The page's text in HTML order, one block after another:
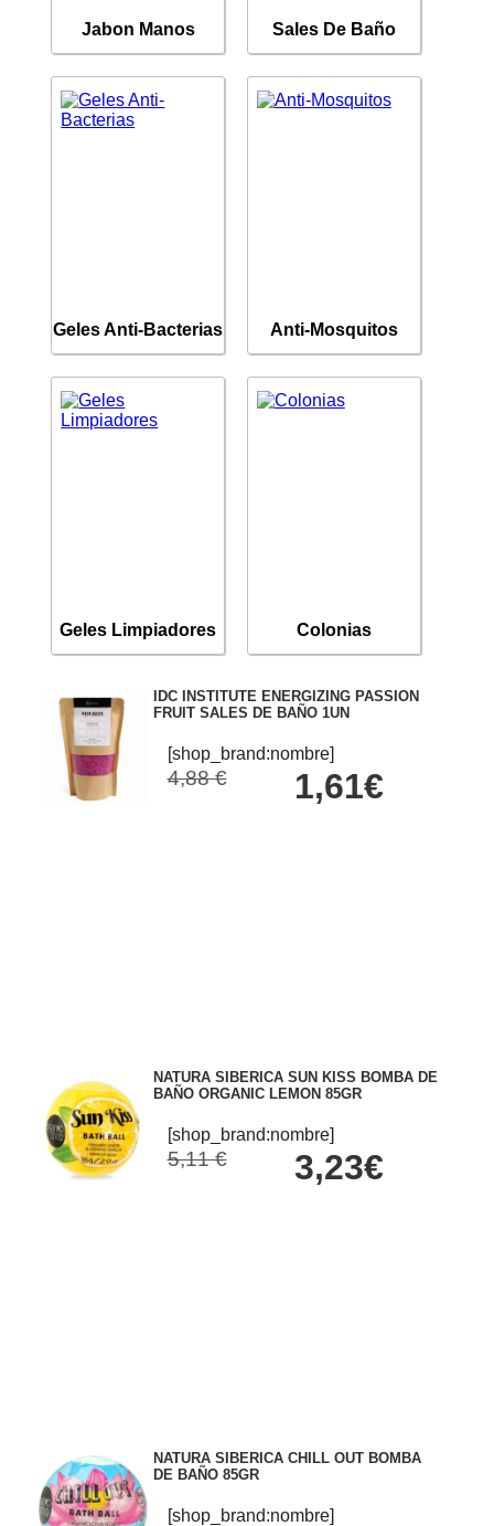
Jabon Manos Sales De Baño
Geles Anti-Bacterias Anti-Mosquitos
Geles Limpiadores Colonias
IDC INSTITUTE ENERGIZING PASSION
FRUIT SALES DE BAÑO 1UN
[shop_brand:nombre]
4,88 € 1,61€
NATURA SIBERICA SUN KISS BOMBA DE
BAÑO ORGANIC LEMON 85GR
[shop_brand:nombre]
5,11 € 3,23€
NATURA SIBERICA CHILL OUT BOMBA
DE BAÑO 85GR
[shop_brand:nombre]